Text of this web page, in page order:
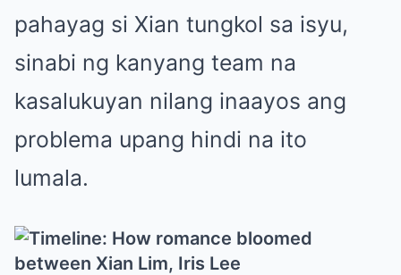
pahayag si Xian tungkol sa isyu,
sinabi ng kanyang team na
kasalukuyan nilang inaayos ang
problema upang hindi na ito
lumala.